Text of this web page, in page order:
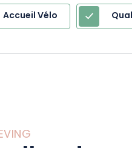
Accueil Vélo